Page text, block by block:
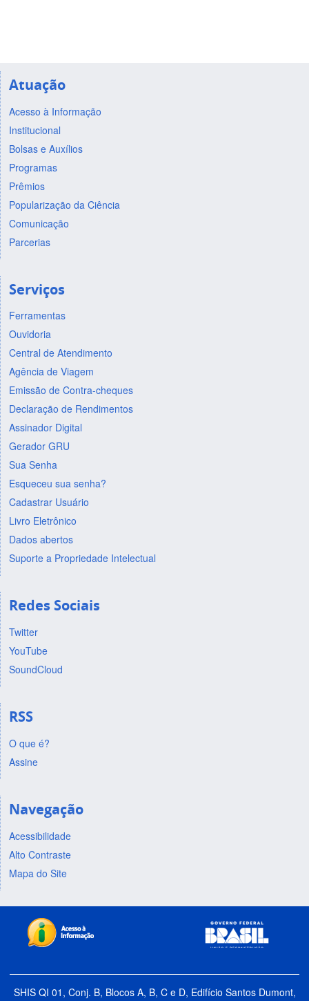
Atuação
Acesso à Informação
Institucional
Bolsas e Auxílios
Programas
Prêmios
Popularização da Ciência
Comunicação
Parcerias
Serviços
Ferramentas
Ouvidoria
Central de Atendimento
Agência de Viagem
Emissão de Contra-cheques
Declaração de Rendimentos
Assinador Digital
Gerador GRU
Sua Senha
Esqueceu sua senha?
Cadastrar Usuário
Livro Eletrônico
Dados abertos
Suporte a Propriedade Intelectual
Redes Sociais
Twitter
YouTube
SoundCloud
RSS
O que é?
Assine
Navegação
Acessibilidade
Alto Contraste
Mapa do Site
SHIS QI 01, Conj. B, Blocos A, B, C e D, Edifício Santos Dumont,